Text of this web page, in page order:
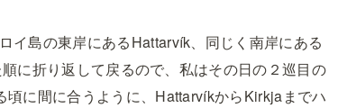
イ島の東岸にあるHattarvík、同じく南岸にある
に折り返して戻るので、私はその日の２巡目の
に間に合うように、HattarvíkからKirkjaまでハ